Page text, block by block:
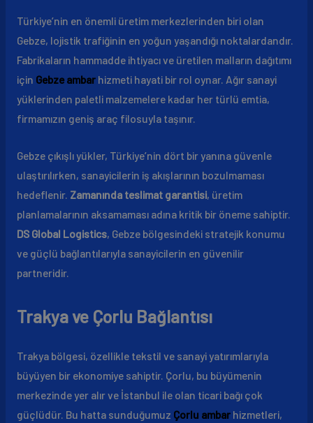
Türkiye’nin en önemli üretim merkezlerinden biri olan
Gebze, lojistik trafiğinin en yoğun yaşandığı noktalardandır.
Fabrikaların hammadde ihtiyacı ve üretilen malların dağıtımı
için Gebze ambarhizmeti hayati bir rol oynar. Ağır sanayi
yüklerinden paletli malzemelere kadar her türlü emtia,
firmamızın geniş araç filosuyla taşınır.
Gebze çıkışlı yükler, Türkiye’nin dört bir yanına güvenle
ulaştırılırken, sanayicilerin iş akışlarının bozulmaması
hedeflenir. Zamanında teslimat garantisi, üretim
planlamalarının aksamaması adına kritik bir öneme sahiptir.
DS Global Logistics, Gebze bölgesindeki stratejik konumu
ve güçlü bağlantılarıyla sanayicilerin en güvenilir
partneridir.
Trakya ve Çorlu Bağlantısı
Trakya bölgesi, özellikle tekstil ve sanayi yatırımlarıyla
büyüyen bir ekonomiye sahiptir. Çorlu, bu büyümenin
merkezinde yer alır ve İstanbul ile olan ticari bağı çok
güçlüdür. Bu hatta sunduğumuz Çorlu ambarhizmetleri,